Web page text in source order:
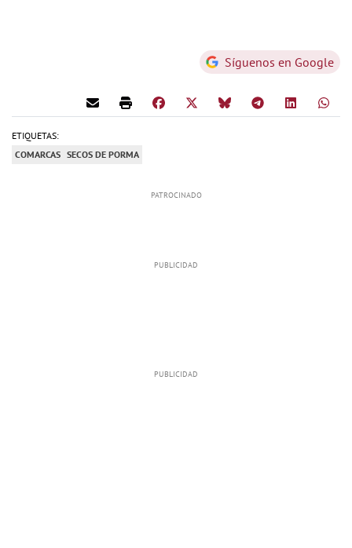
Síguenos en Google
ETIQUETAS:
COMARCAS SECOS DE PORMA